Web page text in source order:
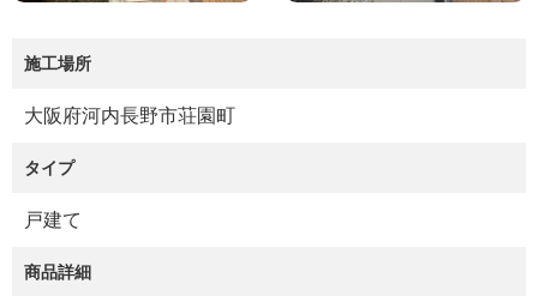
施工場所
大阪府河内長野市荘園町
タイプ
戸建て
商品詳細